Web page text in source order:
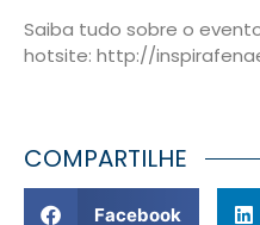
Saiba tudo sobre o
hotsite: http://
COMPARTILHE
Facebook